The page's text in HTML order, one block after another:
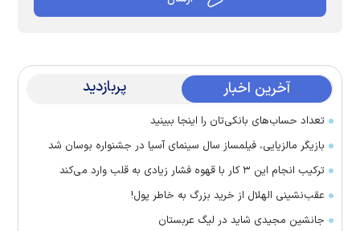
آخرین اخبار پربازدید
تعداد حساب‌های بانکی‌تان را اینجا ببینید
بازیگر مالزیایی، فیلمساز سال سینمای آسیا در جشنواره بوسان شد
ترکیب انجام این ۳ کار با قهوه فشار زیادی به قلب وارد می‌کند
عقب‌نشینی الهلال از خرید بزرگ به خاطر پول!
جانشین مجیدی شاید در لیگ عربستان